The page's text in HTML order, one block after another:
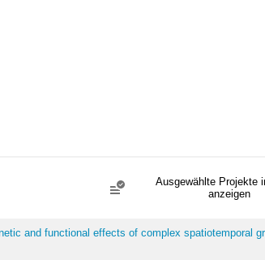
Ausgewählte Projekte
anzeigen
and functional effects of complex spatiotemporal